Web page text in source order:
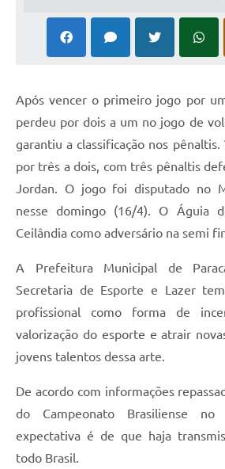
Após vencer o primeiro jogo por
perdeu por dois a um no jogo de
garantiu a classificação nos
por três a dois, com três pênaltis
Jordan. O jogo foi disputado no
nesse domingo (16/4). O Águia
Ceilândia como adversário na semi
A Prefeitura Municipal de
Secretaria de Esporte e Lazer
profissional como forma de
valorização do esporte e atrair
jovens talentos dessa arte.
De acordo com informações
do Campeonato Brasiliense
expectativa é de que haja
todo Brasil.